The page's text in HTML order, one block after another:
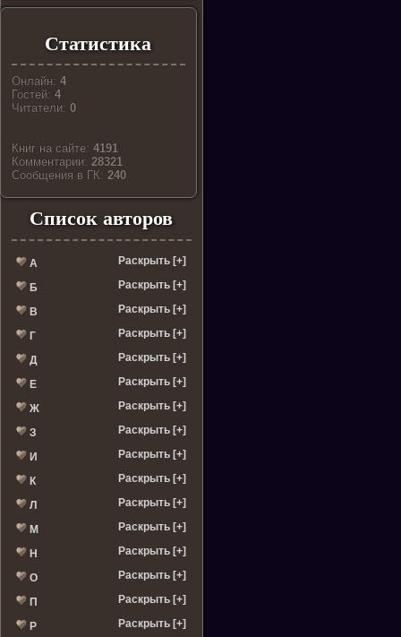
Статистика
Онлайн:4
Гостей:4
Читатели:0
Книг на сайте:4191
Комментарии:28321
Cообщения в ГК:240
Список авторов
А Раскрыть [+]
Б Раскрыть [+]
В Раскрыть [+]
Г Раскрыть [+]
Д Раскрыть [+]
Е Раскрыть [+]
Ж Раскрыть [+]
З Раскрыть [+]
И Раскрыть [+]
К Раскрыть [+]
Л Раскрыть [+]
М Раскрыть [+]
Н Раскрыть [+]
О Раскрыть [+]
П Раскрыть [+]
Р Раскрыть [+]